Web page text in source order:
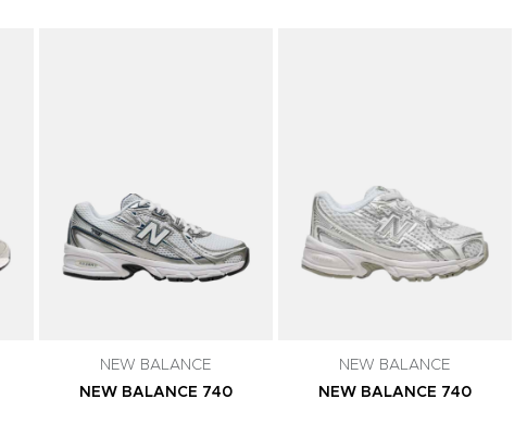
NEW BALANCE
NEW BALANCE 740
NEW BALANCE
NEW BALANCE 740